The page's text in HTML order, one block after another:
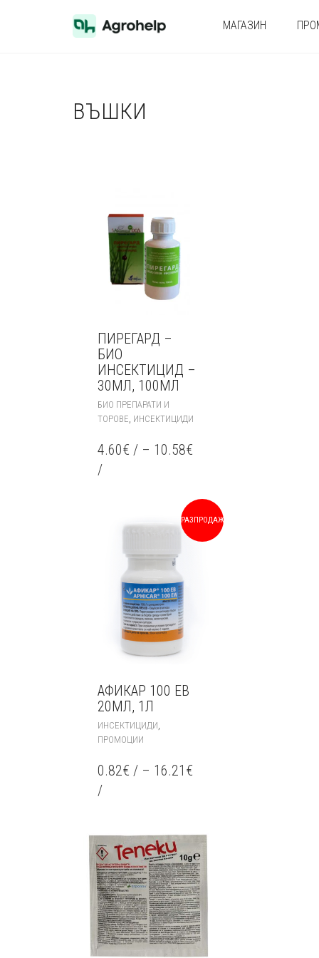
МАГАЗИН
ВЪШКИ
ПИРЕГАРД –
БИО
ИНСЕКТИЦИД –
30МЛ, 100МЛ
БИО ПРЕПАРАТИ И
ТОРОВЕ ИНСЕКТИЦИДИ
MAY
CHOSEN
ON
4.60€ / – 10.58€
/
РАЗПРОДАЖБА!
АФИКАР 100 ЕВ
20МЛ, 1Л
ИНСЕКТИЦИДИ,
ПРОМОЦИИ
BE
CHOSEN
ON
THE
PRODUCT
PAGE
0.82€ / – 16.21 €
/